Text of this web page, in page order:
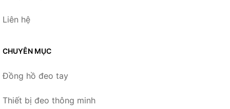
Liên hệ
CHUYÊN MỤC
Đồng hồ đeo tay
Thiết bị đeo thông minh